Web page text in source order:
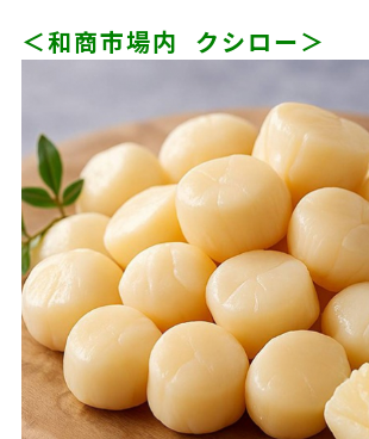
＜和商市場内 クシロー＞